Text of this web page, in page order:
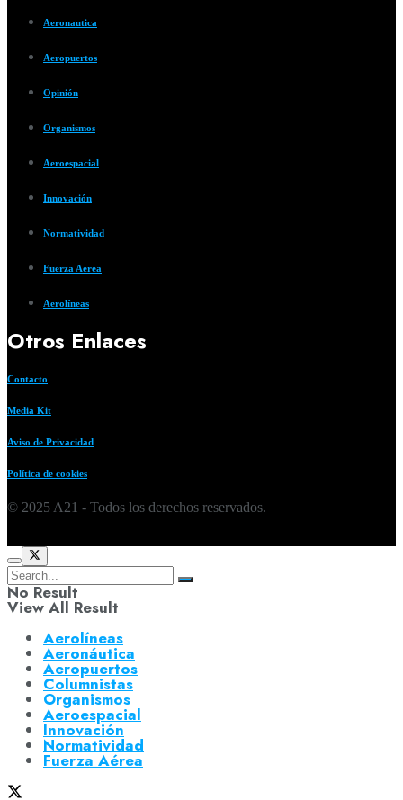
Aeronautica
Aeropuertos
Opinión
Organismos
Aeroespacial
Innovación
Normatividad
Fuerza Aerea
Aerolíneas
Otros Enlaces
Contacto
Media Kit
Aviso de Privacidad
Política de cookies
© 2025 A21 - Todos los derechos reservados.
No Result
View All Result
Aerolíneas
Aeronáutica
Aeropuertos
Columnistas
Organismos
Aeroespacial
Innovación
Normatividad
Fuerza Aérea